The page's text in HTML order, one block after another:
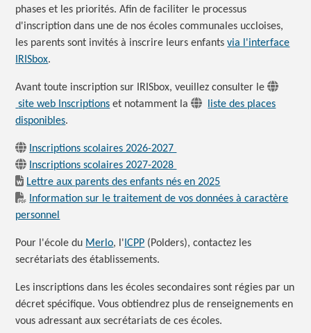
phases et les priorités. Afin de faciliter le processus
d'inscription dans une de nos écoles communales uccloises,
les parents sont invités à inscrire leurs enfantsvia l'interface
IRISbox.
Avant toute inscription sur IRISbox, veuillez consulter le
site web Inscriptions et notamment la
liste des places
disponibles.
Inscriptions scolaires 2026-2027
Inscriptions scolaires 2027-2028
Lettre aux parents des enfants nés en 2025
Information sur le traitement de vos données à caractère
personnel
Pour l'école du Merlo, l' ICPP (Polders), contactez les
secrétariats des établissements.
Les inscriptions dans les écoles secondaires sont régies par un
décret spécifique. Vous obtiendrez plus de renseignements en
vous adressant aux secrétariats de ces écoles.